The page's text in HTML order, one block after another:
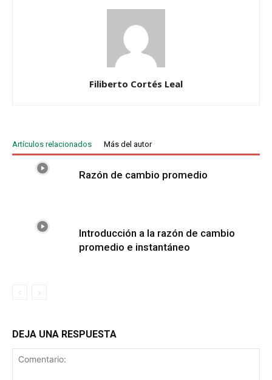
Filiberto Cortés Leal
Artículos relacionados Más del autor
Razón de cambio promedio
Introducción a la razón de cambio
promedio e instantáneo
DEJA UNA RESPUESTA